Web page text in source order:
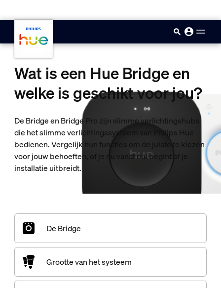
Wat is een Hue Bridge en
welke is geschikt voor jou?
De Bridge en Bridge Pro zijn slimme verlichtingshubs
die het slimme verlichtingssysteem van Philips Hue
bedienen. Vergelijk hun functies om de juiste te kiezen
voor jouw behoeften, of je nu vanaf nul begint of je
installatie uitbreidt.
De Bridge
Grootte van het systeem